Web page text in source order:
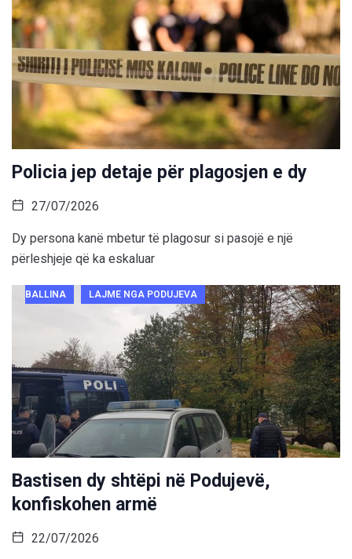
Policia jep detaje për plagosjen e dy
27/07/2026
Dy persona kanë mbetur të plagosur si pasojë e një
përleshjeje që ka eskaluar
BALLINA LAJME NGA PODUJEVA
Bastisen dy shtëpi në Podujevë,
konfiskohen armë
22/07/2026